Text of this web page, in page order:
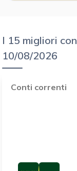
I 15 migliori
10/08/2026
Conti correnti